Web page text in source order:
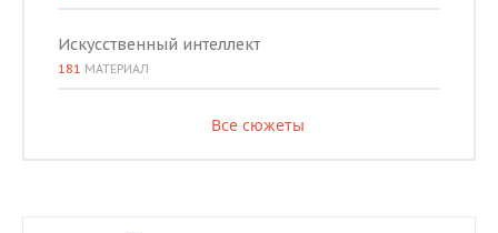
Искусственный интеллект
181 МАТЕРИАЛ
Все сюжеты